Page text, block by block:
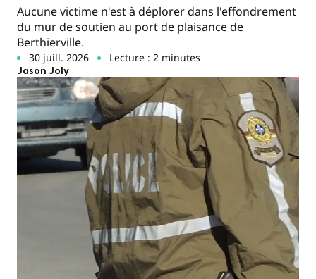
Aucune victime n'est à déplorer dans l'effondrement
du mur de soutien au port de plaisance de
Berthierville.
30 juill. 2026 Lecture : 2 minutes
Jason Joly